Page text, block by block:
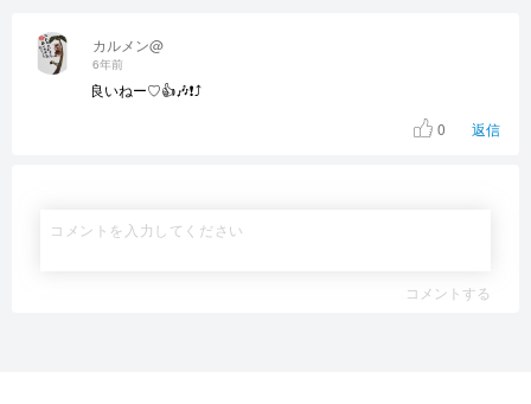
カルメン@
6年前
良いねー♡👍🎶❗️⤴️
0
返信
コメントする